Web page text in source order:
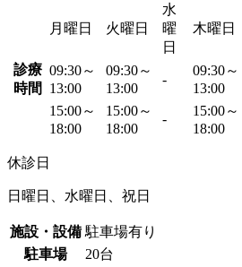
月曜日 火曜日
水
曜
日
木曜日
診療
時間
09:30～
13:00
09:30～
13:00
-
09:30～
13:00
15:00～
18:00
15:00～
18:00
-
15:00～
18:00
休診日
日曜日、水曜日、祝日
施設・設備 駐車場有り
駐車場
20台